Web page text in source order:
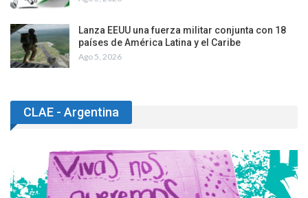
Lanza EEUU una fuerza militar conjunta con 18
países de América Latina y el Caribe
Ago 5, 2026
CLAE - Argentina